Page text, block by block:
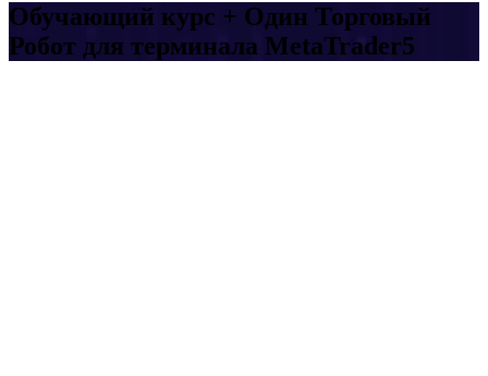
Обучающий курс + Один Торговый
Робот для терминала MetaTrader5